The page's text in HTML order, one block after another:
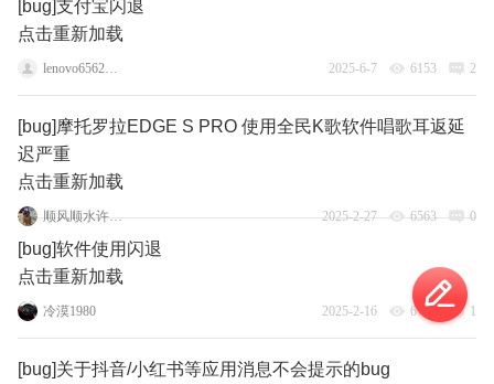
[bug]支付宝闪退
点击重新加载
lenovo65623516 2025-6-7 6153 2
[bug]摩托罗拉EDGE S PRO 使用全民K歌软件唱歌耳返延
迟严重
点击重新加载
顺风顺水许晓瑞 2025-2-27 6563 0
[bug]软件使用闪退
点击重新加载
冷漠1980 2025-2-16 6771 1
[bug]关于抖音/小红书等应用消息不会提示的bug